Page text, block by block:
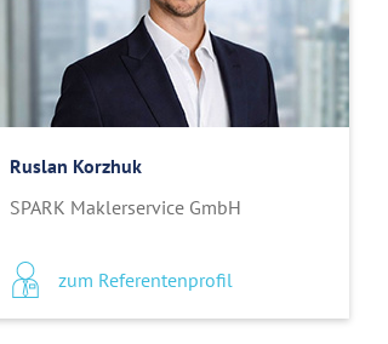
Ruslan Korzhuk
SPARK Maklerservice GmbH
zum Referentenprofil